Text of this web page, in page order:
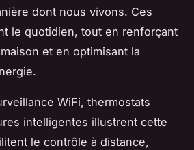
dont nous vivons. Ces
le quotidien, tout en renforçant
et en optimisant la
WiFi, thermostats
intelligentes illustrent cette
le contrôle à distance,